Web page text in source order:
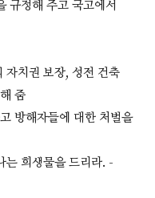
규정해 주고 국고에서
자치권 보장, 성전 건축
줌
방해자들에 대한 처벌을
는 희생물을 드리라. -